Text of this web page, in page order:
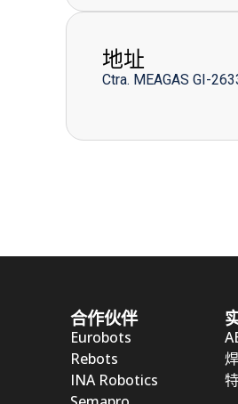
地址
Ctra. MEAGAS GI-
合作伙伴
Eurobots
Rebots
INA Robotics